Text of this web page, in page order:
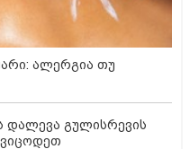
ალერგია თუ
დალევა გულისრევის
ვიცოდეთ